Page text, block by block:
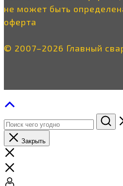
не может быть
оферта
© 2007–2026 Главный
Закрыть